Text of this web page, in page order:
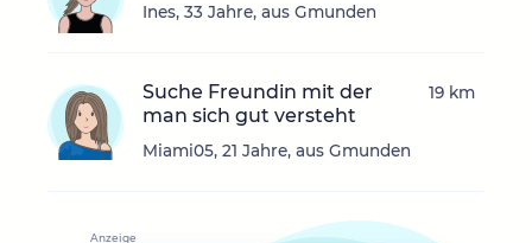
Ines, 33 Jahre, aus Gmunden
Suche Freundin mit der
man sich gut versteht
Miami05, 21 Jahre, aus Gmunden
19 km